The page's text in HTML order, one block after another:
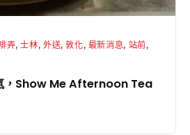
弄,士林, 外送,敦化, 最新消息, 站前,
，Show Me Afternoon Tea